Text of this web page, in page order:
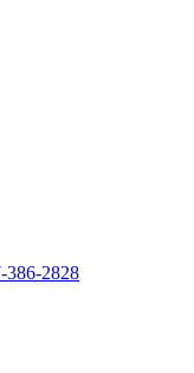
386-2828